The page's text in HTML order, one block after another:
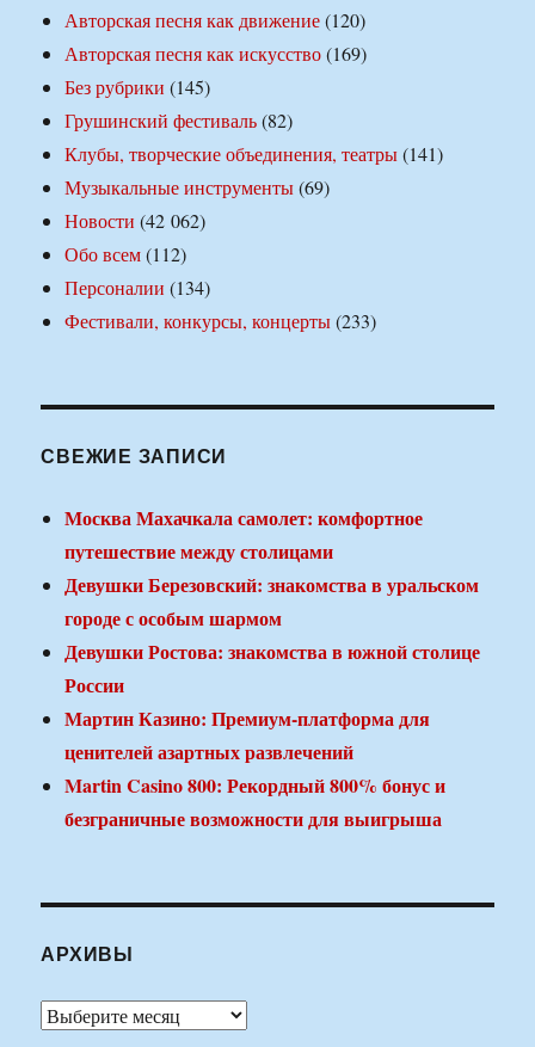
Авторская песня как движение(120)
Авторская песня как искусство(169)
Без рубрики (145)
Грушинский фестиваль(82)
Клубы, творческие объединения, театры(141)
Музыкальные инструменты(69)
Новости (42 062)
Обо всем(112)
Персоналии (134)
Фестивали, конкурсы, концерты(233)
СВЕЖИЕ ЗАПИСИ
Москва Махачкала самолет: комфортное
путешествие между столицами
Девушки Березовский: знакомства в уральском
городе с особым шармом
Девушки Ростова: знакомства в южной столице
России
Мартин Казино: Премиум-платформа для
ценителей азартных развлечений
Martin Casino 800: Рекордный 800% бонус и
безграничные возможности для выигрыша
АРХИВЫ
Архивы